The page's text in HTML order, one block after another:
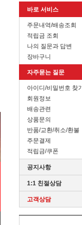
바로 서비스
주문내역/배송조회
적립금 조회
나의 질문과 답변
장바구니
자주묻는 질문
아이디/비밀번호 찾기
회원정보
배송관련
상품문의
반품/교환/취소/환불
주문결제
적립금/쿠폰
공지사항
1:1 친절상담
고객상담